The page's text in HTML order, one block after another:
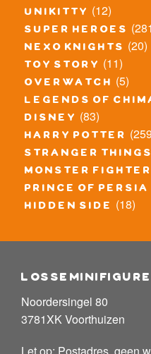
unikitty (12)
super heroes
nexo knights (20)
toy story (11)
overwatch (5)
legends of
disney (83)
harry potter
stranger things
monster
prince of persia
hidden side (18)
Noordersingel 80
3781XK Voorthuizen